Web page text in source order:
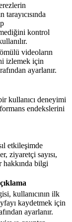
tarayıcısında
kontrol
videoların
izlemek için
ayarlanır.
kullanıcı deneyimi
endekslerini
etkileşimde
ziyaretçi sayısı,
hakkında bilgi
kullanıcının ilk
kaydetmek için
ayarlanır.